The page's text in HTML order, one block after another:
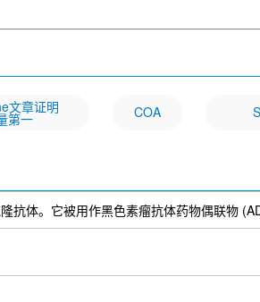
文章证明
第一 COA
体。它被用作黑色素瘤抗体药物偶联物